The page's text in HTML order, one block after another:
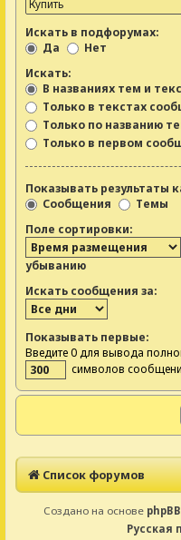
Искать в подфорумах:
Да
Нет
Искать:
В названиях тем и
Только в текстах
Только по названию
Только в первом
Показывать результаты
Сообщения
Темы
Поле сортировки:
убыванию
Искать сообщения за:
Показывать первые:
Введите 0 для вывода
символов
Список форумов
Создано на основе phpBB
Русская